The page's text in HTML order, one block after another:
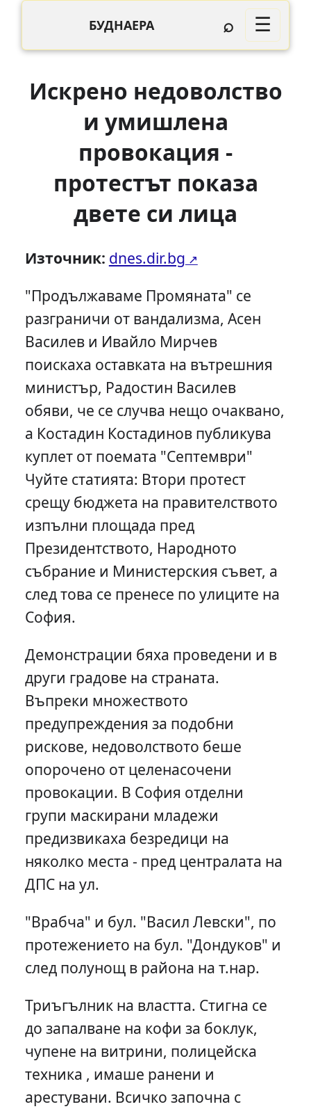
БУДНАЕРА ⌕ ☰
Искрено недоволство
и умишлена
провокация -
протестът показа
двете си лица
Източник: dnes.dir.bg
"Продължаваме Промяната" се
разграничи от вандализма, Асен
Василев и Ивайло Мирчев
поискаха оставката на вътрешния
министър, Радостин Василев
обяви, че се случва нещо очаквано,
а Костадин Костадинов публикува
куплет от поемата "Септември"
Чуйте статията: Втори протест
срещу бюджета на правителството
изпълни площада пред
Президентството, Народното
събрание и Министерския съвет, а
след това се пренесе по улиците на
София.
Демонстрации бяха проведени и в
други градове на страната.
Въпреки множеството
предупреждения за подобни
рискове, недоволството беше
опорочено от целенасочени
провокации. В София отделни
групи маскирани младежи
предизвикаха безредици на
няколко места - пред централата на
ДПС на ул.
"Врабча" и бул. "Васил Левски", по
протежението на бул. "Дондуков" и
след полунощ в района на т.нар.
Триъгълник на властта. Стигна се
до запалване на кофи за боклук,
чупене на витрини, полицейска
техника , имаше ранени и
арестувани. Всичко започна с